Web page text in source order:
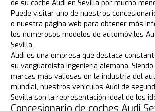
de su coche Audi en Sevilla por mucho
Puede visitar uno de nuestros
o nuestra página web para obtener más
los numerosos modelos de automóviles
Sevilla.
Audi es una empresa que destaca
su vanguardista ingeniería alemana.
marcas más valiosas en la industria del
mundial, nuestros vehículos Audi de
Sevilla son la representación ideal de los
Concesionario de coches Audi